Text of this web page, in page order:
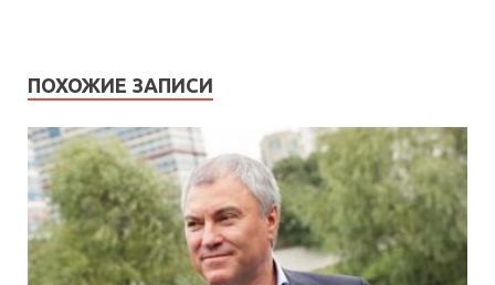
ПОХОЖИЕ ЗАПИСИ